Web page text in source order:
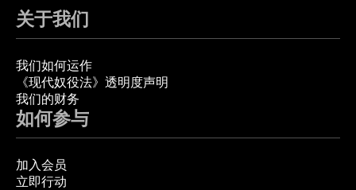
关于我们
我们如何运作
《现代奴役法》透明度声明
我们的财务
如何参与
加入会员
立即行动